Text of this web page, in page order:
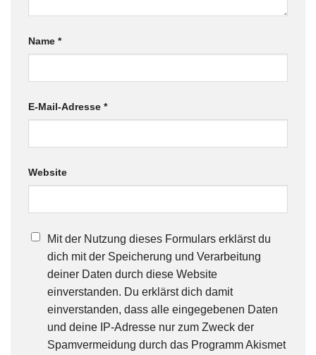
Name *
E-Mail-Adresse *
Website
Mit der Nutzung dieses Formulars erklärst du
dich mit der Speicherung und Verarbeitung
deiner Daten durch diese Website
einverstanden. Du erklärst dich damit
einverstanden, dass alle eingegebenen Daten
und deine IP-Adresse nur zum Zweck der
Spamvermeidung durch das Programm Akismet